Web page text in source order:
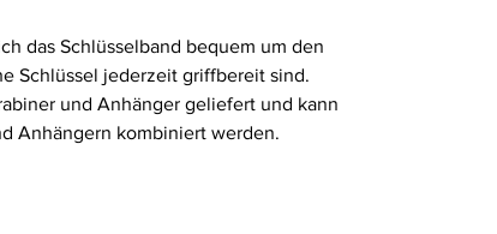
das Schlüsselband bequem um den
Schlüssel jederzeit griffbereit sind.
und Anhänger geliefert und kann
Anhängern kombiniert werden.